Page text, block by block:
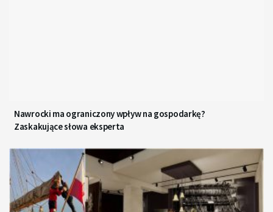
Nawrocki ma ograniczony wpływ na gospodarkę?
Zaskakujące słowa eksperta